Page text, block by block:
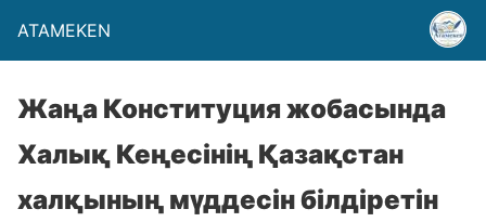
ATAMEKEN
Жаңа Конституция жобасында
Халық Кеңесінің Қазақстан
халқының мүддесін білдіретін